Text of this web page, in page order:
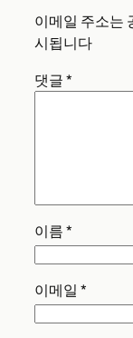
이메일 주소는
시됩니다
댓글*
이름*
이메일 *